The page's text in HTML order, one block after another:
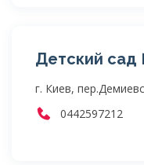
Детский
г. Киев,
0442597212